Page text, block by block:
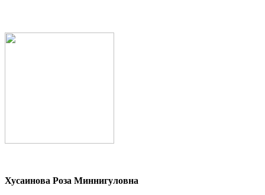
Хусаинова Роза Миннигуловна